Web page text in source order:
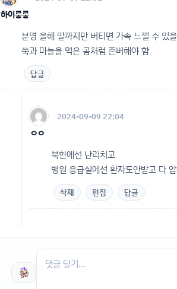
하이룽룽
분명 올해 말까지만 버티면 가속 느낄 수 있
쑥과 마늘을 먹은 곰처럼 존버해야 함
답글
ㅇㅇ
2024-09-09 22:04
북한에선 난리치고
병원 응급실에선 환자도안받고 다
삭제 편집 답글